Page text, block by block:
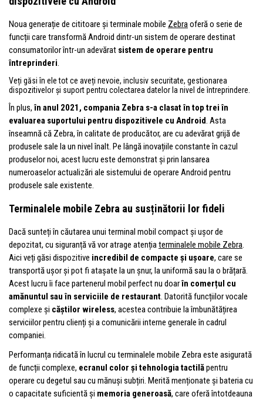
Noua generație de cititoare și terminale mobile Zebraoferă o serie de
funcții care transformă Android dintr-un sistem de operare destinat
consumatorilor într-un adevărat sistem de operare pentru
întreprinderi.
Veți găsi în ele tot ce aveți nevoie, inclusiv securitate, gestionarea
dispozitivelor și suport pentru colectarea datelor la nivel de întreprindere.
În plus,în anul 2021, compania Zebra s-a clasat în top trei în
evaluarea suportului pentru dispozitivele cu Android. Asta
înseamnă că Zebra, în calitate de producător, are cu adevărat grijă de
produsele sale la un nivel înalt. Pe lângă inovațiile constante în cazul
produselor noi, acest lucru este demonstrat și prin lansarea
numeroaselor actualizări ale sistemului de operare Android pentru
produsele sale existente.
Terminalele mobile Zebra au susținătorii lor fideli
Dacă sunteți în căutarea unui terminal mobil compact și ușor de
depozitat, cu siguranță vă vor atrage atențiaterminalele mobile Zebra.
Aici veți găsi dispozitive incredibil de compacte și ușoare, care se
transportă ușor și pot fi atașate la un șnur, la uniformă sau la o brățară.
Acest lucru îi face partenerul mobil perfect nu doarîn comerțul cu
amănuntul sau în serviciile de restaurant. Datorită funcțiilor vocale
complexe și căștilor wireless, acestea contribuie la îmbunătățirea
serviciilor pentru clienți și a comunicării interne generale în cadrul
companiei.
Performanța ridicată în lucrul cu terminalele mobile Zebra este asigurată
de funcții complexe, ecranul color și tehnologia tactilăpentru
operare cu degetul sau cu mănuși subțiri. Merită menționate și bateria cu
o capacitate suficientă și memoria generoasă, care oferă întotdeauna